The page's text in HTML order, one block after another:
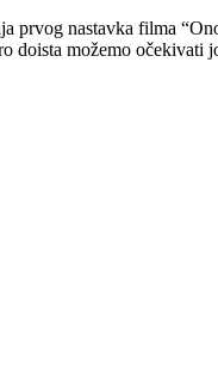
prvog nastavka filma
doista možemo očekivati